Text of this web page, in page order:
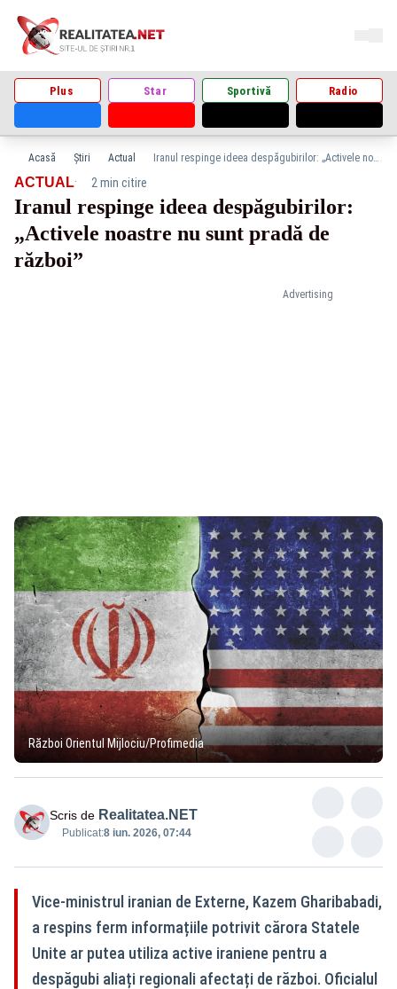
Plus Star Sportivă Radio
Acasă Știri Actual Iranul respinge ideea despăgubirilor: „Activele noastre nu sunt pradă de război”
Advertising
ACTUAL· 2 min citire
Iranul respinge ideea despăgubirilor:
„Activele noastre nu sunt pradă de
război”
Război Orientul Mijlociu/Profimedia
Scris de Realitatea.NET
Publicat:8 iun. 2026, 07:44
Vice-ministrul iranian de Externe, Kazem Gharibabadi,
a respins ferm informațiile potrivit cărora Statele
Unite ar putea utiliza active iraniene pentru a
despăgubi aliați regionali afectați de război. Oficialul